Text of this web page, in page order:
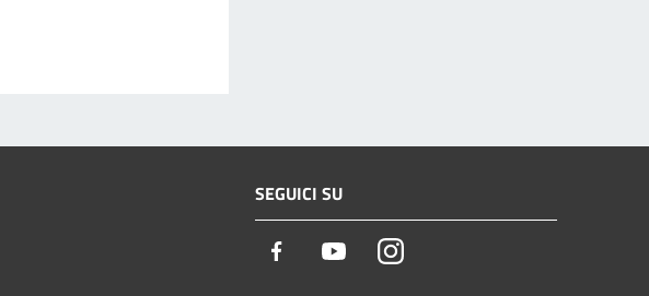
SEGUICI SU
Facebook YoutubeInstagram